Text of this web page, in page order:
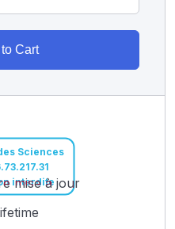
Cart
mise à jour
Sciences
interdite